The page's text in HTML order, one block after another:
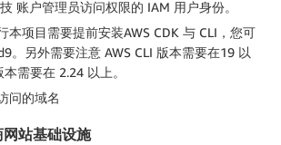
账户管理员访问权限的 IAM 用户身份。
本项目需要提前安装AWS CDK 与 CLI，您可
。另外需要注意 AWS CLI 版本需要在19 以
本需要在 2.24 以上。
问的域名
站基础设施